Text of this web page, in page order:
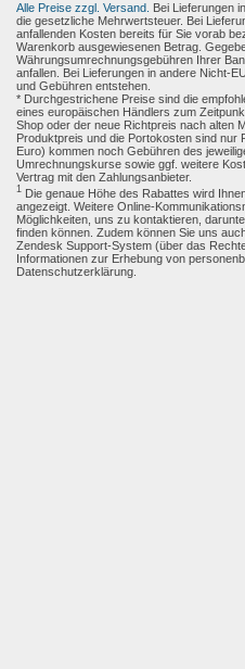
Alle Preise zzgl. Versand. Bei Lieferungen
die gesetzliche Mehrwertsteuer. Bei
anfallenden Kosten bereits für Sie vorab
Warenkorb ausgewiesenen Betrag.
Währungsumrechnungsgebühren Ihrer
anfallen. Bei Lieferungen in andere Nicht-
und Gebühren entstehen.
* Durchgestrichene Preise sind die
eines europäischen Händlers zum
Shop oder der neue Richtpreis nach alten
Produktpreis und die Portokosten sind
Euro) kommen noch Gebühren des
Umrechnungskurse sowie ggf. weitere
Vertrag mit den Zahlungsanbieter.
1 Die genaue Höhe des Rabattes wird
angezeigt. Weitere Online-
Möglichkeiten, uns zu kontaktieren,
finden können. Zudem können Sie uns
Zendesk Support-System (über das
Informationen zur Erhebung von
Datenschutzerklärung.